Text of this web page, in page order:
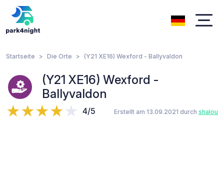
Startseite Die Orte (Y21 XE16) Wexford - Ballyvaldon
(Y21 XE16) Wexford -
Ballyvaldon
4/5 Erstellt am 13.09.2021 durch shalou